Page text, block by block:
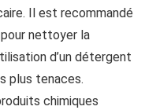
Il est recommandé
nettoyer la
d’un détergent
plus tenaces.
chimiques